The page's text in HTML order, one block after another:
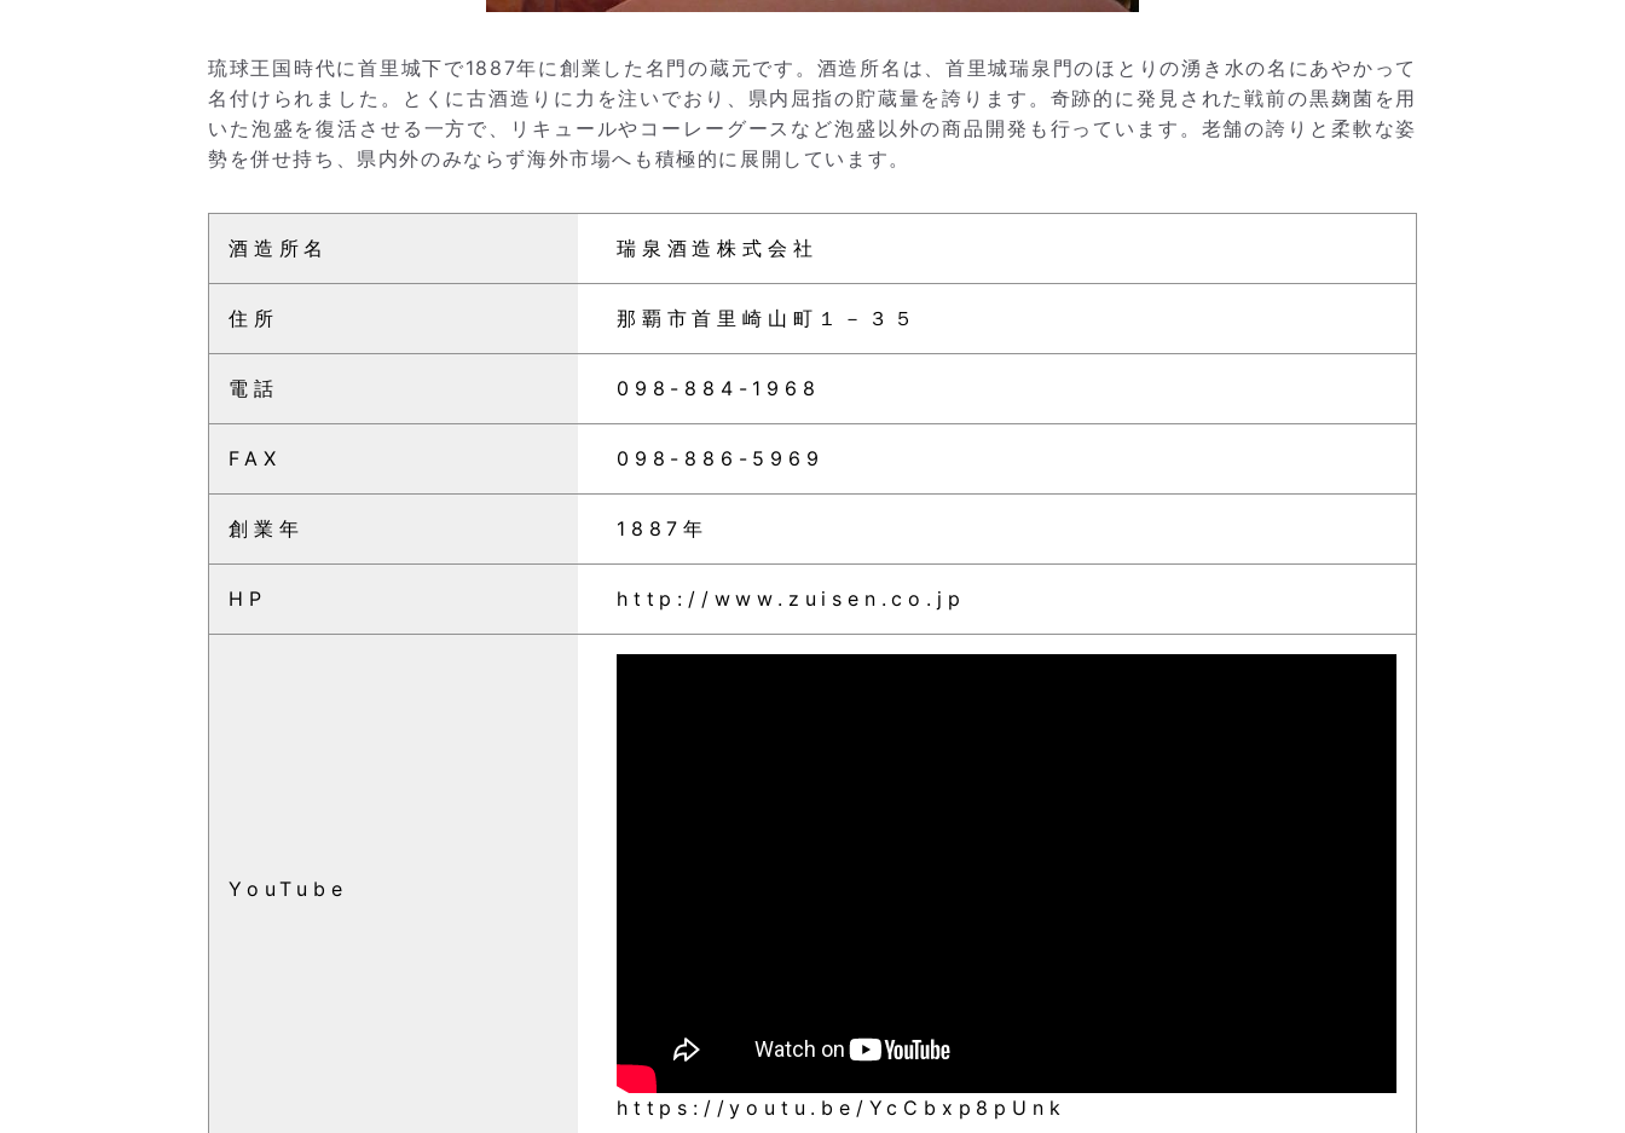
琉球王国時代に首里城下で1887年に創業した名門の蔵元です。酒造所名は、首里城瑞泉門のほとりの湧き水の名にあやかって
名付けられました。とくに古酒造りに力を注いでおり、県内屈指の貯蔵量を誇ります。奇跡的に発見された戦前の黒麹菌を用
いた泡盛を復活させる一方で、リキュールやコーレーグースなど泡盛以外の商品開発も行っています。老舗の誇りと柔軟な姿
勢を併せ持ち、県内外のみならず海外市場へも積極的に展開しています。
酒造所名 瑞泉酒造株式会社
住所 那覇市首里崎山町１－３５
電話 098-884-1968
FAX 098-886-5969
創業年 1887年
HP http://www.zuisen.co.jp
YouTube
https://youtu.be/YcCbxp8pUnk